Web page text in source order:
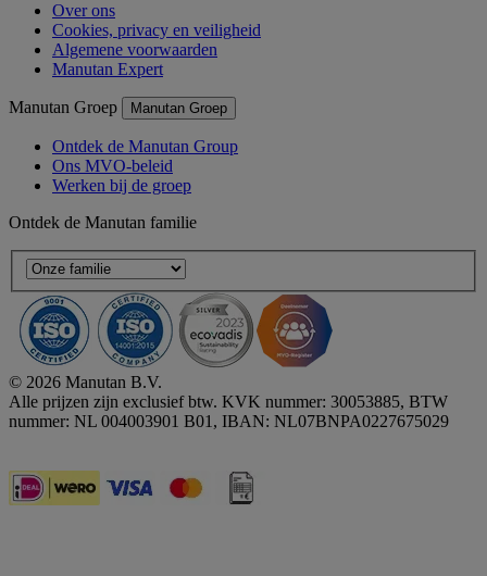
Over ons
Cookies, privacy en veiligheid
Algemene voorwaarden
Manutan Expert
Manutan Groep Manutan Groep
Ontdek de Manutan Group
Ons MVO-beleid
Werken bij de groep
Ontdek de Manutan familie
© 2026 Manutan B.V.
Alle prijzen zijn exclusief btw. KVK nummer: 30053885, BTW
nummer: NL 004003901 B01, IBAN: NL07BNPA0227675029